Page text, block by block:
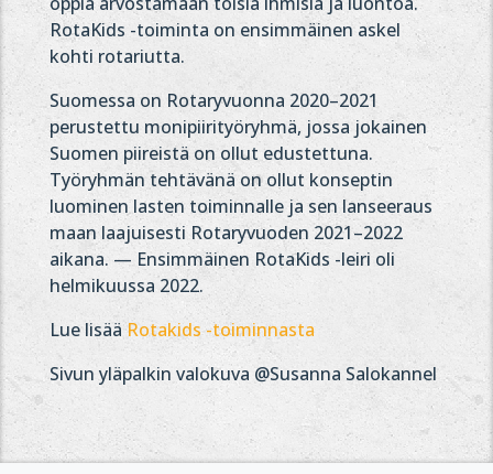
RotaKids -toiminta on ensimmäinen askel
kohti rotariutta.
Suomessa on Rotaryvuonna 2020–2021
perustettu monipiirityöryhmä, jossa jokainen
Suomen piireistä on ollut edustettuna.
Työryhmän tehtävänä on ollut konseptin
luominen lasten toiminnalle ja sen lanseeraus
maan laajuisesti Rotaryvuoden 2021–2022
aikana. — Ensimmäinen RotaKids -leiri oli
helmikuussa 2022.
Lue lisääRotakids -toiminnasta
Sivun yläpalkin valokuva @Susanna Salokannel